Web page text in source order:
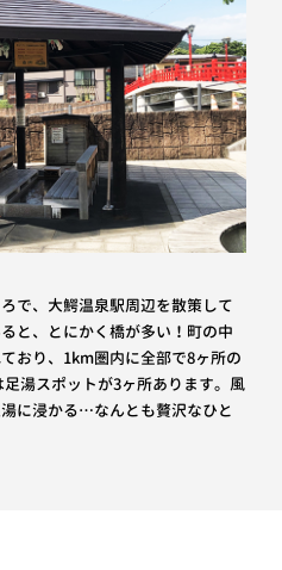
で、大鰐温泉駅周辺を散策して
と、とにかく橋が多い！町の中
おり、1km圏内に全部で8ヶ所の
湯スポットが3ヶ所あります。風
に浸かる…なんとも贅沢なひと